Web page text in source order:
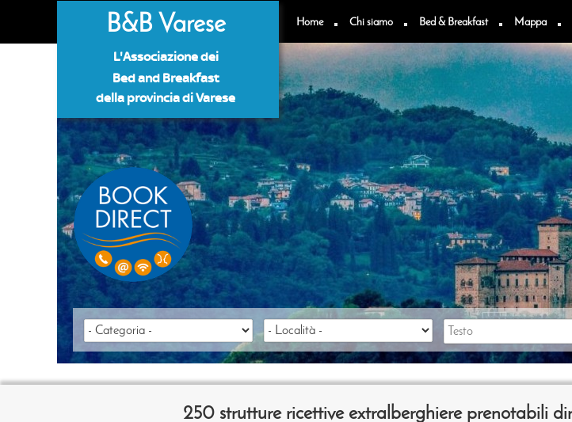
Home Chi siamo Bed & Breakfast Mappa
B&B Varese
250 strutture ricettive extralberghiere prenotabili
L'Associazione dei
Bed and Breakfast
della provincia di Varese